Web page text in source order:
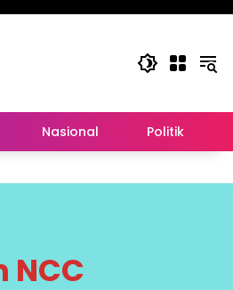
Nasional Politik
NCC